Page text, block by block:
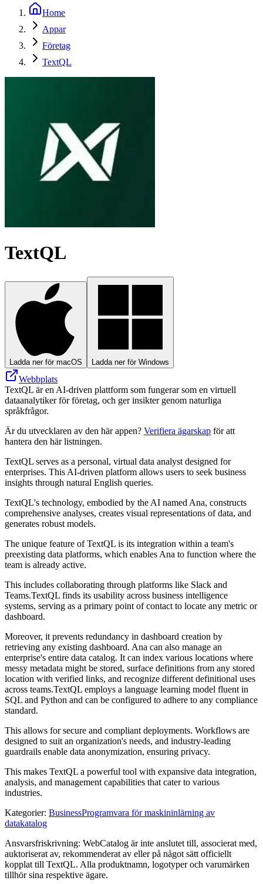
Home
Appar
Företag
TextQL
TextQL
Ladda ner för macOS Ladda ner för Windows
Webbplats
TextQL är en AI-driven plattform som fungerar som en virtuell
dataanalytiker för företag, och ger insikter genom naturliga
språkfrågor.
Är du utvecklaren av den här appen? Verifiera ägarskap för att
hantera den här listningen.
TextQL serves as a personal, virtual data analyst designed for
enterprises. This AI-driven platform allows users to seek business
insights through natural English queries.
TextQL's technology, embodied by the AI named Ana, constructs
comprehensive analyses, creates visual representations of data, and
generates robust models.
The unique feature of TextQL is its integration within a team's
preexisting data platforms, which enables Ana to function where the
team is already active.
This includes collaborating through platforms like Slack and
Teams.TextQL finds its usability across business intelligence
systems, serving as a primary point of contact to locate any metric or
dashboard.
Moreover, it prevents redundancy in dashboard creation by
retrieving any existing dashboard. Ana can also manage an
enterprise's entire data catalog. It can index various locations where
messy metadata might be stored, surface definitions from any stored
location with verified links, and recognize different definitional uses
across teams.TextQL employs a language learning model fluent in
SQL and Python and can be configured to adhere to any compliance
standard.
This allows for secure and compliant deployments. Workflows are
designed to suit an organization's needs, and industry-leading
guardrails enable data anonymization, ensuring privacy.
This makes TextQL a powerful tool with expansive data integration,
analysis, and management capabilities that cater to various
industries.
Kategorier: BusinessProgramvara för maskininlärning av
datakatalog
Ansvarsfriskrivning: WebCatalog är inte anslutet till, associerat med,
auktoriserat av, rekommenderat av eller på något sätt officiellt
kopplat till TextQL. Alla produktnamn, logotyper och varumärken
tillhör sina respektive ägare.